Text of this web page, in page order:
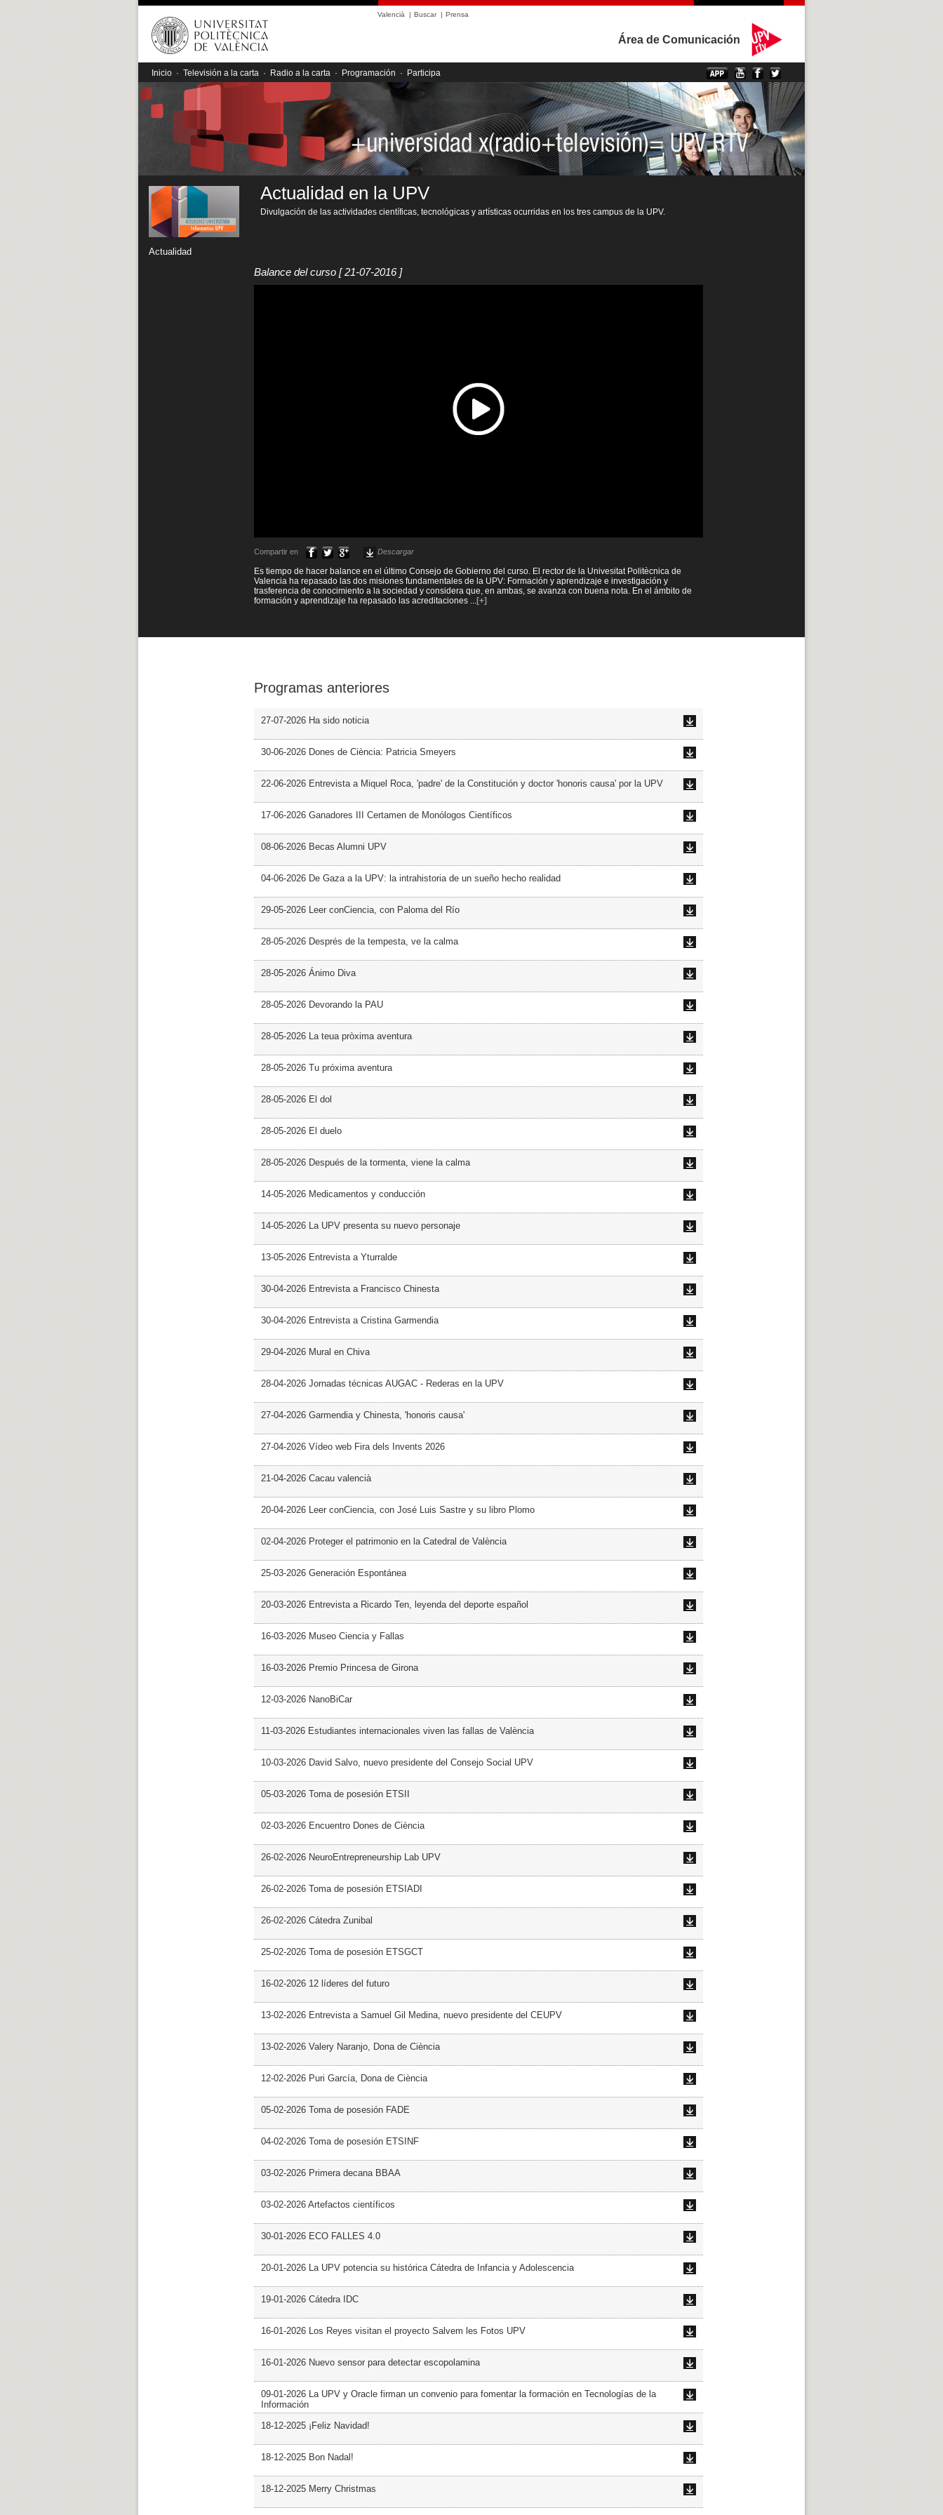
Valencià | Buscar| Prensa
Área de Comunicación
Inicio · Televisión a la carta · Radio a la carta · Programación · Participa
Actualidad
Actualidad en la UPV
Divulgación de las actividades científicas, tecnológicas y artísticas ocurridas en los tres campus de la UPV.
Balance del curso [ 21-07-2016 ]
Compartir en Descargar
Es tiempo de hacer balance en el último Consejo de Gobierno del curso. El rector de la Univesitat Politècnica de
Valencia ha repasado las dos misiones fundamentales de la UPV: Formación y aprendizaje e investigación y
trasferencia de conocimiento a la sociedad y considera que, en ambas, se avanza con buena nota. En el ámbito de
formación y aprendizaje ha repasado las acreditaciones
[+]
Programas anteriores
27-07-2026 Ha sido noticia
30-06-2026 Dones de Ciència: Patricia Smeyers
22-06-2026 Entrevista a Miquel Roca, 'padre' de la Constitución y doctor 'honoris causa' por la UPV
17-06-2026 Ganadores III Certamen de Monólogos Científicos
08-06-2026 Becas Alumni UPV
04-06-2026 De Gaza a la UPV: la intrahistoria de un sueño hecho realidad
29-05-2026 Leer conCiencia, con Paloma del Río
28-05-2026 Després de la tempesta, ve la calma
28-05-2026 Ánimo Diva
28-05-2026 Devorando la PAU
28-05-2026 La teua pròxima aventura
28-05-2026 Tu próxima aventura
28-05-2026 El dol
28-05-2026 El duelo
28-05-2026 Después de la tormenta, viene la calma
14-05-2026 Medicamentos y conducción
14-05-2026 La UPV presenta su nuevo personaje
13-05-2026 Entrevista a Yturralde
30-04-2026 Entrevista a Francisco Chinesta
30-04-2026 Entrevista a Cristina Garmendia
29-04-2026 Mural en Chiva
28-04-2026 Jornadas técnicas AUGAC - Rederas en la UPV
27-04-2026 Garmendia y Chinesta, 'honoris causa'
27-04-2026 Vídeo web Fira dels Invents 2026
21-04-2026 Cacau valencià
20-04-2026 Leer conCiencia, con José Luis Sastre y su libro Plomo
02-04-2026 Proteger el patrimonio en la Catedral de València
25-03-2026 Generación Espontánea
20-03-2026 Entrevista a Ricardo Ten, leyenda del deporte español
16-03-2026 Museo Ciencia y Fallas
16-03-2026 Premio Princesa de Girona
12-03-2026 NanoBiCar
11-03-2026 Estudiantes internacionales viven las fallas de València
10-03-2026 David Salvo, nuevo presidente del Consejo Social UPV
05-03-2026 Toma de posesión ETSII
02-03-2026 Encuentro Dones de Ciència
26-02-2026 NeuroEntrepreneurship Lab UPV
26-02-2026 Toma de posesión ETSIADI
26-02-2026 Cátedra Zunibal
25-02-2026 Toma de posesión ETSGCT
16-02-2026 12 líderes del futuro
13-02-2026 Entrevista a Samuel Gil Medina, nuevo presidente del CEUPV
13-02-2026 Valery Naranjo, Dona de Ciència
12-02-2026 Puri García, Dona de Ciència
05-02-2026 Toma de posesión FADE
04-02-2026 Toma de posesión ETSINF
03-02-2026 Primera decana BBAA
03-02-2026 Artefactos científicos
30-01-2026 ECO FALLES 4.0
20-01-2026 La UPV potencia su histórica Cátedra de Infancia y Adolescencia
19-01-2026 Cátedra IDC
16-01-2026 Los Reyes visitan el proyecto Salvem les Fotos UPV
16-01-2026 Nuevo sensor para detectar escopolamina
09-01-2026 La UPV y Oracle firman un convenio para fomentar la formación en Tecnologías de la
Información
18-12-2025 ¡Feliz Navidad!
18-12-2025 Bon Nadal!
18-12-2025 Merry Christmas